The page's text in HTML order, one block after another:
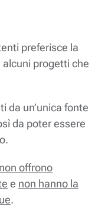
preferisce la
alcuni progetti che
da un’unica fonte
da poter essere
non offrono
e non hanno la
.